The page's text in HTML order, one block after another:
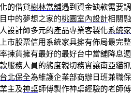
的借貸樹林當舖遇到資金缺款需要調
中的夢想之家的桃園室內設計相關融
設計師多元的產品專業客製化系統家
市股票信用系統家具擁有佈局最完整
揀貨擁有最好的最好台中當舖降息週
服務人員的態度親切務實讓南亞貓抓
台北保全為維護企業部商辦日班兼職保
主及神桌師傅製作神桌經驗的老師傅